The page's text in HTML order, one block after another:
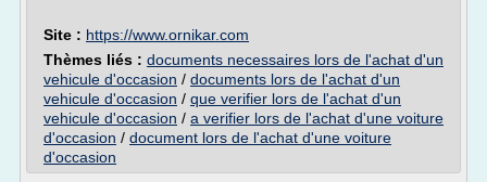
Site : https://www.ornikar.com
Thèmes liés : documents necessaires lors de l'achat d'un
vehicule d'occasion / documents lors de l'achat d'un
vehicule d'occasion / que verifier lors de l'achat d'un
vehicule d'occasion / a verifier lors de l'achat d'une voiture
d'occasion / document lors de l'achat d'une voiture
d'occasion